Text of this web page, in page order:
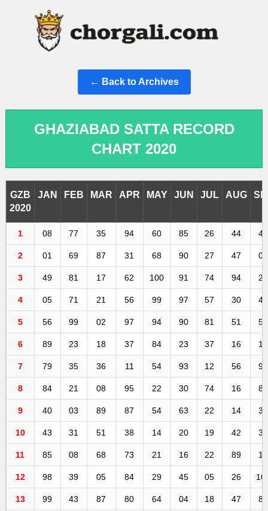
← Back to Archives
GHAZIABAD SATTA RECORD
CHART 2020
GZB
2020
JAN FEB MAR APR MAY JUN JUL AUG
1 08 77 35 94 60 85 26 44 41
2 01 69 87 31 68 90 27 47 07
3 49 81 17 62 100 91 74 94 23
4 05 71 21 56 99 97 57 30 44
5 56 99 02 97 94 90 81 51 58
6 89 23 18 37 84 23 37 16 15
7 79 35 36 11 54 93 12 56 91
8 84 21 08 95 22 30 74 16 85
9 40 03 89 87 54 63 22 14 33
10 43 31 51 38 14 20 19 42 36
11 85 08 68 73 21 16 22 89 17
12 98 39 05 84 29 45 05 26
13 99 43 87 80 64 04 18 47 84